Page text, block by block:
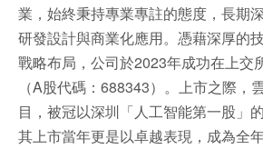
業，始終秉持專業專註的態度，長期
研發設計與商業化應用。憑藉深厚的
戰略布局，公司於2023年成功在上交
（A股代碼：688343）。上市之際，
目，被冠以深圳「人工智能第一股」
其上市當年更是以卓越表現，成為全